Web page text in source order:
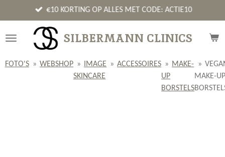
direct
naar
hoofdinhoud
SILBERMANN CLINICS
€10 KORTING OP ALLES MET CODE: ACTIE10
FOTO'S » WEBSHOP »
IMAGE
SKINCARE
» ACCESSOIRES » MAKE-
UP
BORSTELS
»
MAKE-